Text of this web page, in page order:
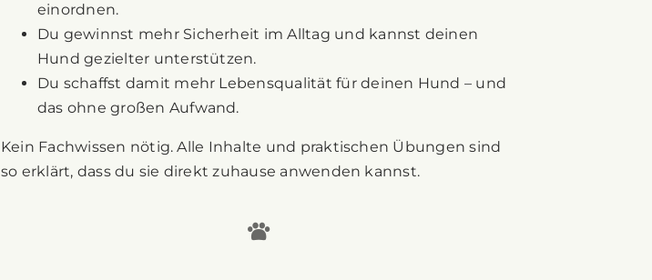
einordnen.
Du gewinnst mehr Sicherheit im Alltag und kannst deinen
Hund gezielter unterstützen.
Du schaffst damit mehr Lebensqualität für deinen Hund – und
das ohne großen Aufwand.
Kein Fachwissen nötig. Alle Inhalte und praktischen Übungen sind
so erklärt, dass du sie direkt zuhause anwenden kannst.